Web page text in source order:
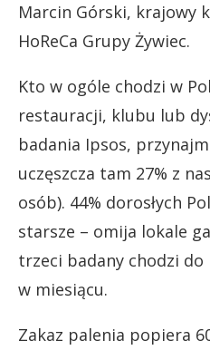
Marcin Górski, krajowy
HoReCa Grupy Żywiec.
Kto w ogóle chodzi w
restauracji, klubu lub
badania Ipsos,
uczęszcza tam 27% z
osób). 44% dorosłych
starsze – omija lokale
trzeci badany chodzi
w miesiącu.
Zakaz palenia popiera